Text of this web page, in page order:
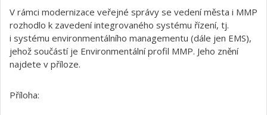
V rámci modernizace veřejné správy se vedení města i MMP
rozhodlo k zavedení integrovaného systému řízení, tj.
i systému environmentálního managementu (dále jen EMS),
jehož součástí je Environmentální profil MMP. Jeho znění
najdete v příloze.
Příloha: